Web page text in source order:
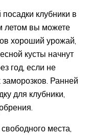
клубники в
летом вы можете
хороший урожай,
кусты начнут
год, если не
заморозков. Ранней
для клубники,
места,